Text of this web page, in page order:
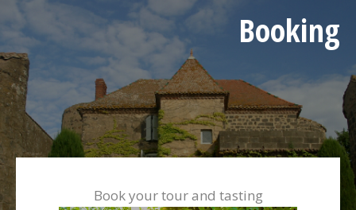
Booking
Book your tour and tasting